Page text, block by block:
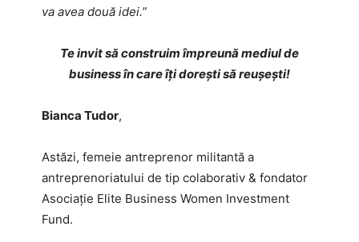
va avea două idei.”
Te invit să construim împreună mediul de
business în care îți dorești să reușești!
Bianca Tudor,
Astăzi, femeie antreprenor militantă a
antreprenoriatului de tip colaborativ & fondator
Asociație Elite Business Women Investment
Fund.